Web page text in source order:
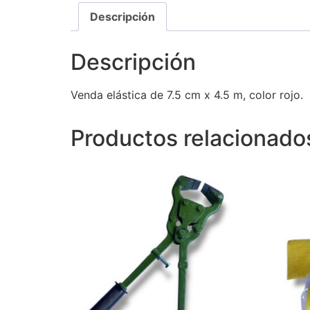
Descripción
Descripción
Venda elástica de 7.5 cm x 4.5 m, color rojo.
Productos